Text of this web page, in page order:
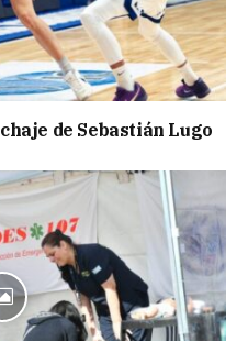
de Sebastián Lugo